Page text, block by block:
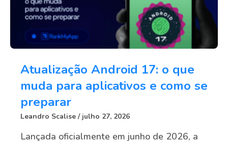
Atualização Android 17: o que
muda para aplicativos e como se
preparar
Leandro Scalise julho 27, 2026
Lançada oficialmente em junho de 2026, a